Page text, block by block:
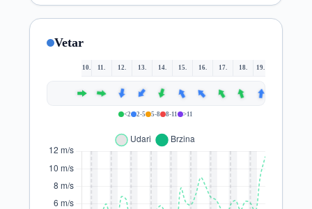
Vetar
10. 11. 12. 13. 14. 15. 16. 17. 18. 19.